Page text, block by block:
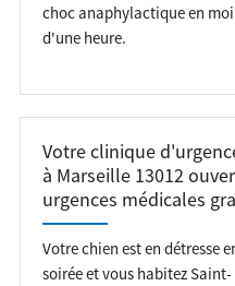
choc anaphylactique en
d'une heure.
Votre clinique
à Marseille 13012
urgences médicales
Votre chien est en détresse
soirée et vous habitez Saint-